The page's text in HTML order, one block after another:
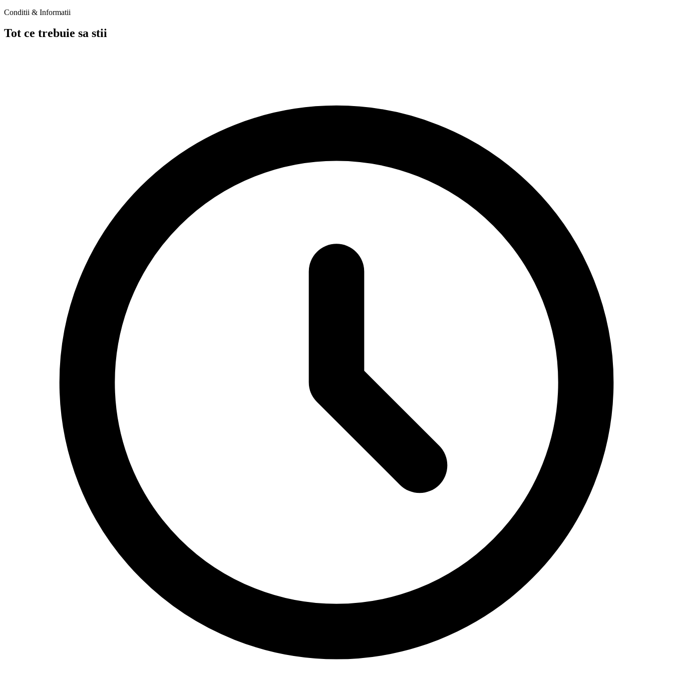
Conditii & Informatii
Tot ce trebuie sa stii